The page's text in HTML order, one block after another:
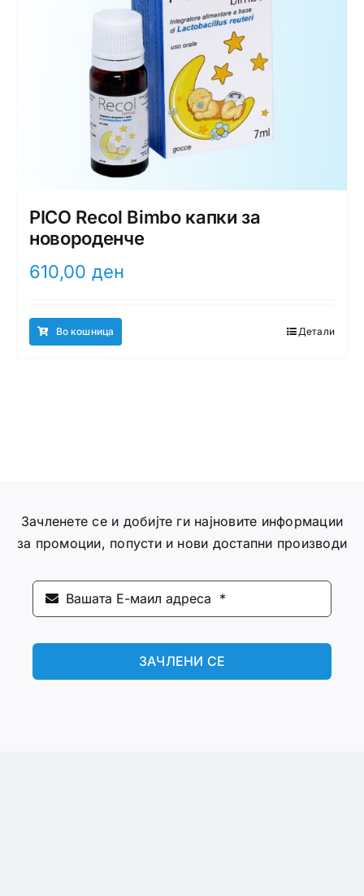
PICO Recol Bimbo капки за
новороденче
610,00 ден
Во кошница Детали
Зачленете се и добијте ги најновите информации
за промоции, попусти и нови достапни производи
ЗАЧЛЕНИ СЕ